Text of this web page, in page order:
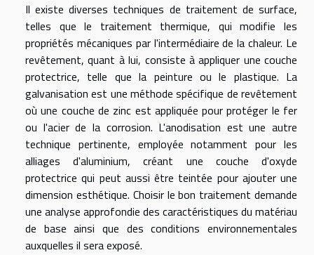
Il existe diverses techniques de traitement de surface,
telles que le traitement thermique, qui modifie les
propriétés mécaniques par l'intermédiaire de la chaleur. Le
revêtement, quant à lui, consiste à appliquer une couche
protectrice, telle que la peinture ou le plastique. La
galvanisation est une méthode spécifique de revêtement
où une couche de zinc est appliquée pour protéger le fer
ou l'acier de la corrosion. L'anodisation est une autre
technique pertinente, employée notamment pour les
alliages d'aluminium, créant une couche d'oxyde
protectrice qui peut aussi être teintée pour ajouter une
dimension esthétique. Choisir le bon traitement demande
une analyse approfondie des caractéristiques du matériau
de base ainsi que des conditions environnementales
auxquelles il sera exposé.